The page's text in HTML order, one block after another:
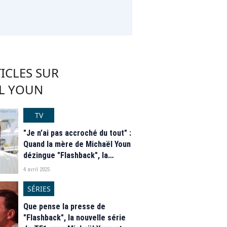
SUR
YOUN
TV
"Je n’ai pas accroché du tout" :
Quand la mère de Michaël Youn
dézingue "Flashback", la
nouvelle série de son fils sur
4 avril 2025
SÉRIES
Que pense la presse de
"Flashback", la nouvelle série